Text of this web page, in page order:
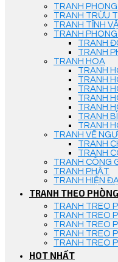
TRANH
TRANH TRỪU
TRANH TĨNH
TRANH
TRANH
TRANH
TRANH HOA
TRANH
TRANH
TRANH
TRANH
TRANH
TRANH
TRANH
TRANH VẼ
TRANH
TRANH
TRANH CÔNG
TRANH PHẬT
TRANH HIỆN
TRANH THEO PHÒNG
TRANH TREO
TRANH TREO
TRANH TREO
TRANH TREO
TRANH TREO
HOT NHẤT